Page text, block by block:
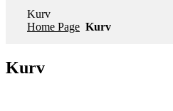
Kurv
Home Page Kurv
Kurv